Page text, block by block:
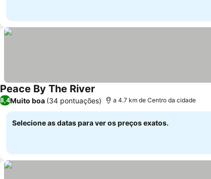
Peace By The River
8,4Muito boa (34 pontuações) a 4.7 km de Centro da cidade
Selecione as datas para ver os preços exatos.